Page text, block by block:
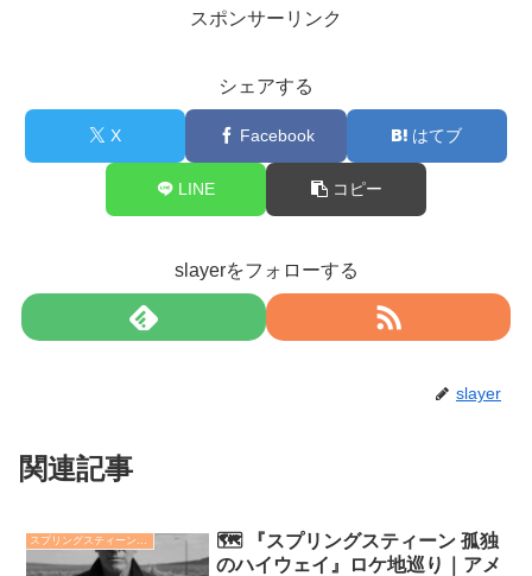
スポンサーリンク
シェアする
X Facebook はてブ
LINE コピー
slayerをフォローする
slayer
関連記事
🗺️ 『スプリングスティーン 孤独
のハイウェイ』ロケ地巡り｜アメ